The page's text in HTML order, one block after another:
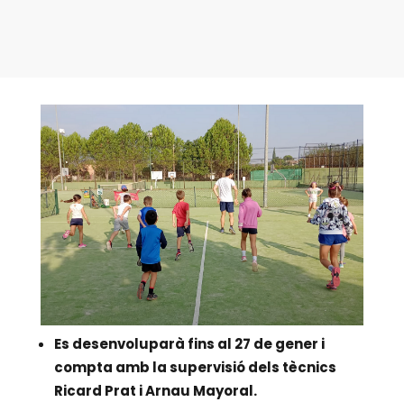
Es desenvoluparà fins al 27 de gener i
compta amb la supervisió dels tècnics
Ricard Prat i Arnau Mayoral.